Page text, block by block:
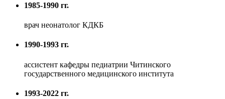
1985-1990 гг.
врач неонатолог КДКБ
1990-1993 гг.
ассистент кафедры педиатрии Читинского
государственного медицинского института
1993-2022 гг.